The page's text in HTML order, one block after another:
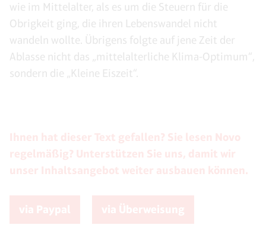
wie im Mittelalter, als es um die Steuern für die
Obrigkeit ging, die ihren Lebenswandel nicht
wandeln wollte. Übrigens folgte auf jene Zeit der
Ablasse nicht das „mittelalterliche Klima-Optimum“,
sondern die „Kleine Eiszeit“.